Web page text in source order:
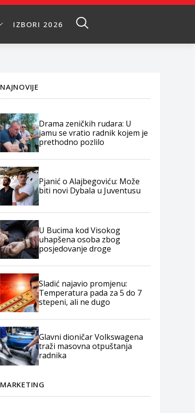
IZBORI 2026
NAJNOVIJE
Drama zeničkih rudara: U
jamu se vratio radnik kojem je
prethodno pozlilo
Pjanić o Alajbegoviću: Može
biti novi Dybala u Juventusu
U Bucima kod Visokog
uhapšena osoba zbog
posjedovanje droge
Sladić najavio promjenu:
Temperatura pada za 5 do 7
stepeni, ali ne dugo
Glavni dioničar Volkswagena
traži masovna otpuštanja
radnika
MARKETING